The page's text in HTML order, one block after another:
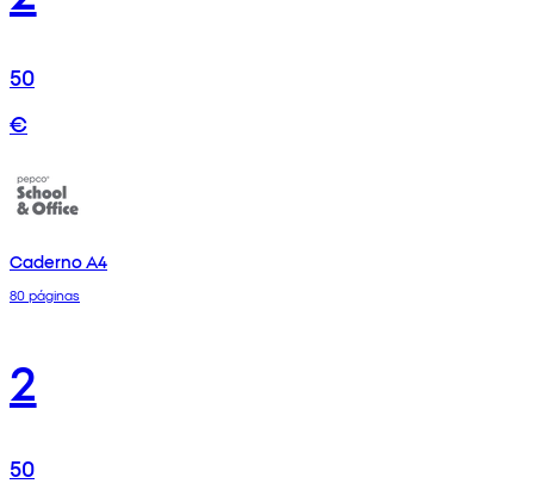
50
€
Caderno A4
80 páginas
2
50